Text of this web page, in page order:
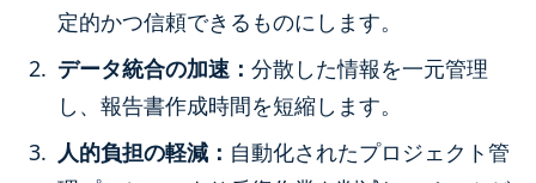
定的かつ信頼できるものにします。
データ統合の加速： 分散した情報を一元管理
し、報告書作成時間を短縮します。
人的負担の軽減： 自動化されたプロジェクト管